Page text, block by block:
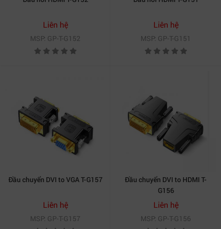
Liên hệ
MSP: GP-T-G152
Liên hệ
MSP: GP-T-G151
Đầu chuyển DVI to VGA T-G157
Liên hệ
MSP: GP-T-G157
Đầu chuyển DVI to HDMI T-
G156
Liên hệ
MSP: GP-T-G156